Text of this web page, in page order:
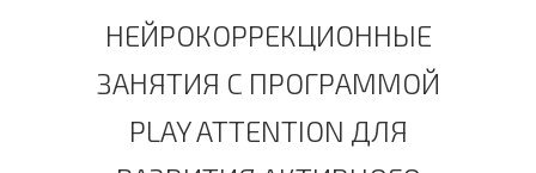
НЕЙРОКОРРЕКЦИОННЫЕ
ЗАНЯТИЯ С ПРОГРАММОЙ
PLAY ATTENTION ДЛЯ